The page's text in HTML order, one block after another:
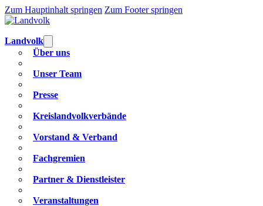
Zum Hauptinhalt springen Zum Footer springen
Landvolk
Über uns
Unser Team
Presse
Kreislandvolkverbände
Vorstand & Verband
Fachgremien
Partner & Dienstleister
Veranstaltungen